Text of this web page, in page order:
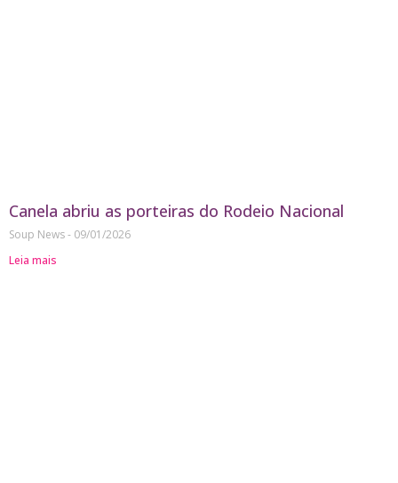
Canela abriu as porteiras do Rodeio Nacional
Soup News
09/01/2026
Leia mais